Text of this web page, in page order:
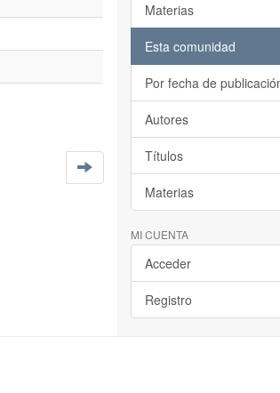
Materias
Esta comunidad
Por fecha de
Autores
Títulos
Materias
MI CUENTA
Acceder
Registro